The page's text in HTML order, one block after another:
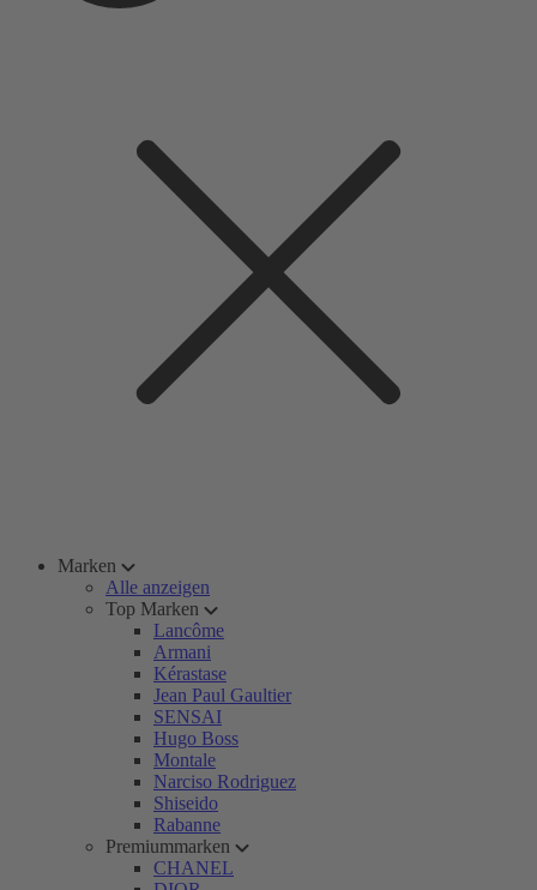
Marken
Alle anzeigen
Top Marken
Lancôme
Armani
Kérastase
Jean Paul Gaultier
SENSAI
Hugo Boss
Montale
Narciso Rodriguez
Shiseido
Rabanne
Premiummarken
CHANEL